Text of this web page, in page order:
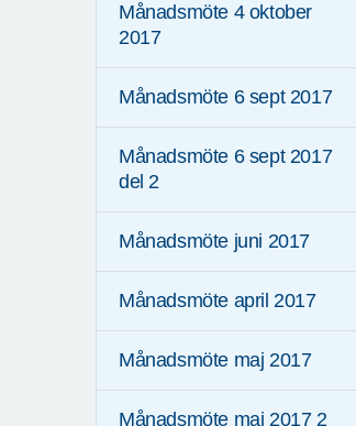
Månadsmöte 4 oktober
2017
Månadsmöte 6 sept 2017
Månadsmöte 6 sept 2017
del 2
Månadsmöte juni 2017
Månadsmöte april 2017
Månadsmöte maj 2017
Månadsmöte maj 2017 2